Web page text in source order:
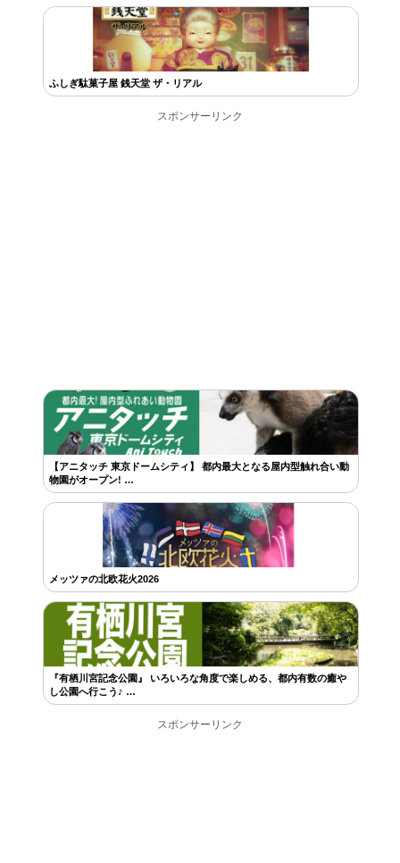
ふしぎ駄菓子屋 銭天堂 ザ・リアル
スポンサーリンク
【アニタッチ 東京ドームシティ】 都内最大となる屋内型触れ合い動
物園がオープン! …
メッツァの北欧花火2026
『有栖川宮記念公園』 いろいろな角度で楽しめる、都内有数の癒や
し公園へ行こう♪ …
スポンサーリンク